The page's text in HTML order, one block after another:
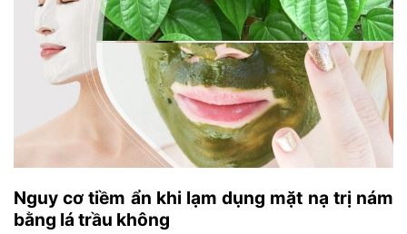
Nguy cơ tiềm ẩn khi lạm dụng mặt nạ trị nám
bằng lá trầu không